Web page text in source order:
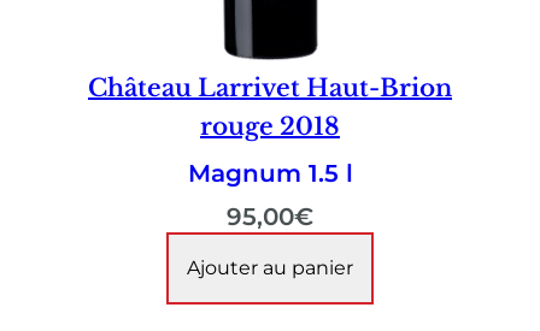
Château Larrivet Haut-Brion
rouge 2018
Magnum 1.5 l
95,00€
Ajouter au panier